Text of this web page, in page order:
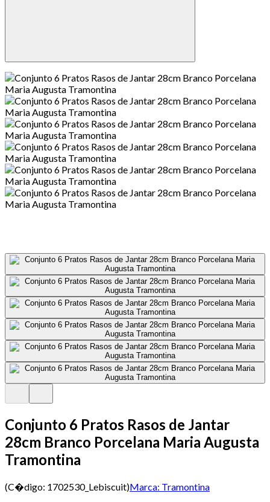
Conjunto 6 Pratos Rasos de Jantar
28cm Branco Porcelana Maria Augusta
Tramontina
(C�digo: 1702530_Lebiscuit)Marca: Tramontina